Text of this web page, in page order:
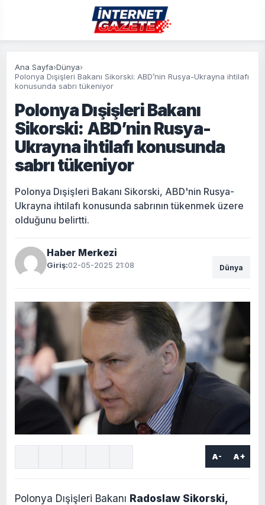
Ana Sayfa›Dünya›
Polonya Dışişleri Bakanı Sikorski: ABD’nin Rusya-Ukrayna ihtilafı
konusunda sabrı tükeniyor
Polonya Dışişleri Bakanı
Sikorski: ABD’nin Rusya-
Ukrayna ihtilafı konusunda
sabrı tükeniyor
Polonya Dışişleri Bakanı Sikorski, ABD'nin Rusya-
Ukrayna ihtilafı konusunda sabrının tükenmek üzere
olduğunu belirtti.
Haber Merkezi
Giriş:02-05-2025 21:08 Dünya
A- A+
Polonya Dışişleri Bakanı Radoslaw Sikorski,